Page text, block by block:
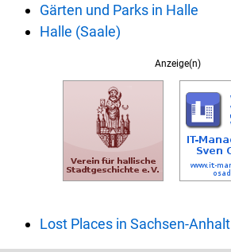
Gärten und Parks in Halle
Halle (Saale)
Anzeige(n)
Lost Places in Sachsen-Anhalt